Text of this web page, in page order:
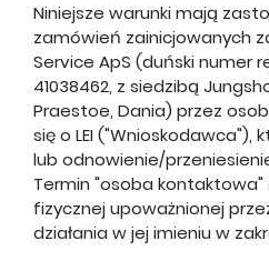
Niniejsze warunki mają
zamówień zainicjowanych
Service ApS (duński numer
41038462, z siedzibą
Praestoe, Dania) przez
się o LEI ("Wnioskodawca"),
lub odnowienie/
Termin "osoba
fizycznej upoważnionej
działania w jej imieniu w